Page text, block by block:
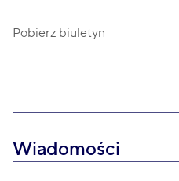
Pobierz biuletyn
Wiadomości